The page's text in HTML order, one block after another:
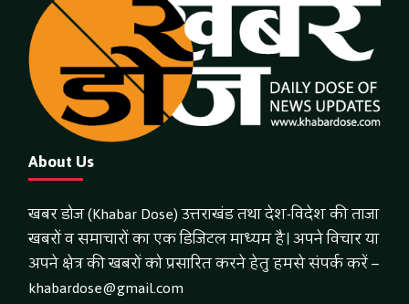
About Us
खबर डोज (Khabar Dose) उत्तराखंड तथा देश-विदेश की ताजा
खबरों व समाचारों का एक डिजिटल माध्यम है। अपने विचार या
अपने क्षेत्र की खबरों को प्रसारित करने हेतु हमसे संपर्क करें –
khabardose@gmail.com